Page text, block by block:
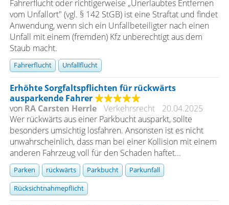
Fahrerflucht oder richtigerweise „Unerlaubtes Entfernen
vom Unfallort" (vgl. § 142 StGB) ist eine Straftat und findet
Anwendung, wenn sich ein Unfallbeteiligter nach einen
Unfall mit einem (fremden) Kfz unberechtigt aus dem
Staub macht.
Fahrerflucht Unfallflucht
Erhöhte Sorgfaltspflichten für rückwärts
ausparkende Fahrer
von RA Carsten Herrle Verkehrsrecht
20.04.2025
Wer rückwärts aus einer Parkbucht ausparkt, sollte
besonders umsichtig losfahren. Ansonsten ist es nicht
unwahrscheinlich, dass man bei einer Kollision mit einem
anderen Fahrzeug voll für den Schaden haftet...
Parken rückwärts Parkbucht Parkunfall
Rücksichtnahmepflicht